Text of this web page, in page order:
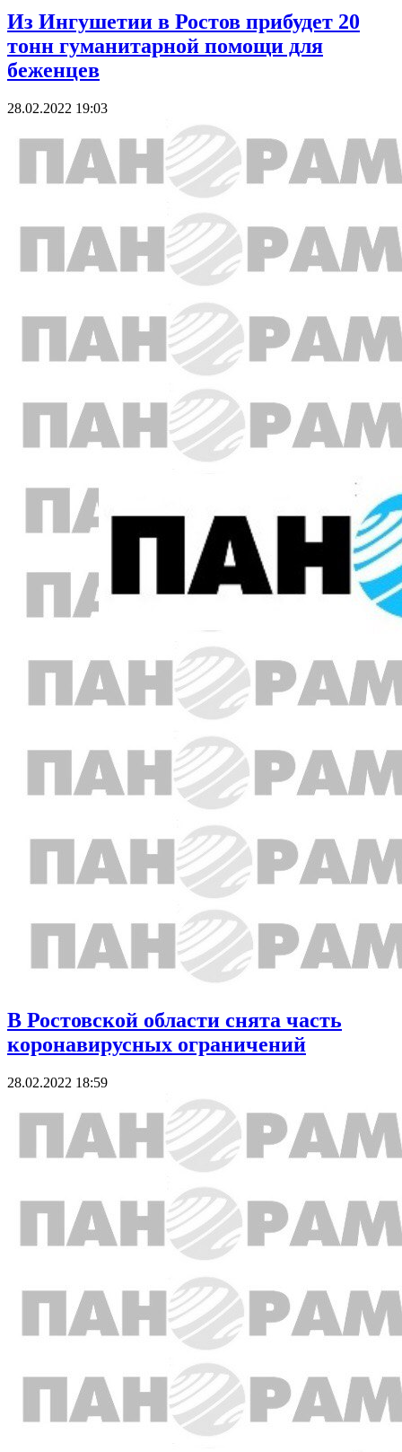
Из Ингушетии в Ростов прибудет 20
тонн гуманитарной помощи для
беженцев
28.02.2022 19:03
В Ростовской области снята часть
коронавирусных ограничений
28.02.2022 18:59